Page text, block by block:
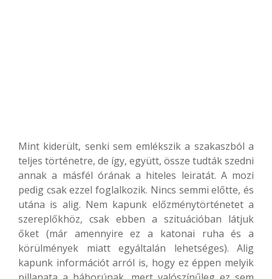
Mint kiderült, senki sem emlékszik a szakaszból a
teljes történetre, de így, együtt, össze tudták szedni
annak a másfél órának a hiteles leiratát. A mozi
pedig csak ezzel foglalkozik. Nincs semmi előtte, és
utána is alig. Nem kapunk előzménytörténetet a
szereplőkhöz, csak ebben a szituációban látjuk
őket (már amennyire ez a katonai ruha és a
körülmények miatt egyáltalán lehetséges). Alig
kapunk információt arról is, hogy ez éppen melyik